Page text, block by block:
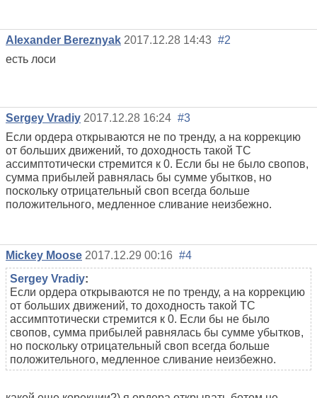
Alexander Bereznyak 2017.12.28 14:43 #2
есть лоси
Sergey Vradiy 2017.12.28 16:24 #3
Если ордера открываются не по тренду, а на коррекцию
от больших движений, то доходность такой ТС
ассимптотически стремится к 0. Если бы не было свопов,
сумма прибылей равнялась бы сумме убытков, но
поскольку отрицательный своп всегда больше
положительного, медленное сливание неизбежно.
Mickey Moose 2017.12.29 00:16 #4
Sergey Vradiy:
Если ордера открываются не по тренду, а на коррекцию
от больших движений, то доходность такой ТС
ассимптотически стремится к 0. Если бы не было
свопов, сумма прибылей равнялась бы сумме убытков,
но поскольку отрицательный своп всегда больше
положительного, медленное сливание неизбежно.